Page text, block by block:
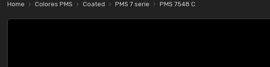
Home Colores PMS Coated PMS 7 serie PMS 7548 C